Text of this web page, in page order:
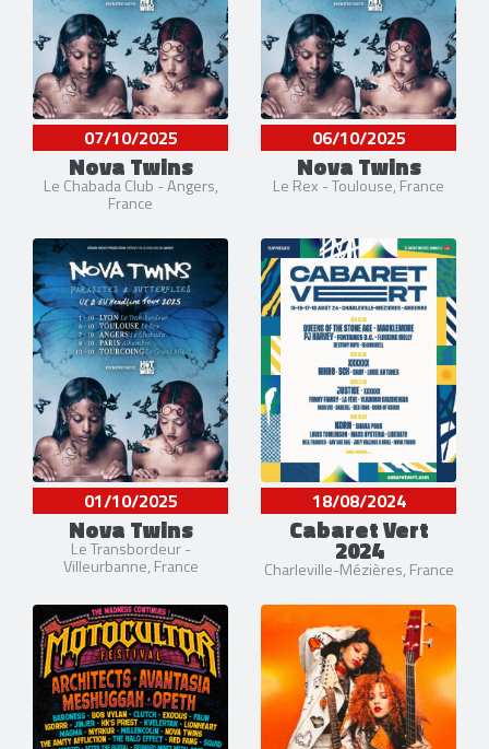
07/10/2025
Nova Twins
Le Chabada Club - Angers,
France
06/10/2025
Nova Twins
Le Rex - Toulouse, France
01/10/2025
Nova Twins
Le Transbordeur -
Villeurbanne, France
18/08/2024
Cabaret Vert
2024
Charleville-Mézières, France